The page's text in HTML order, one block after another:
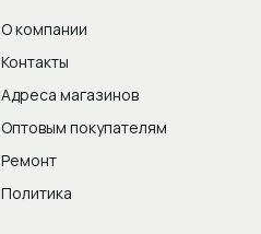
О компании
Контакты
Адреса магазинов
Оптовым покупателям
Ремонт
Политика